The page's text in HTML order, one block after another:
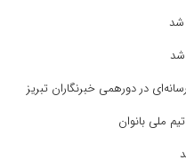
در دورهمی خبرنگاران تبریز
ملی بانوان